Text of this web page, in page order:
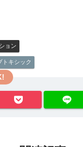
ョン
トキシック